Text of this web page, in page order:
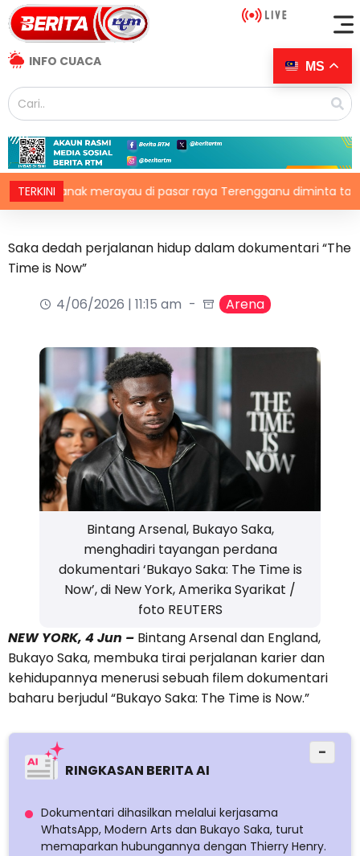
INFO CUACA
TERKINI
kanak merayau di pasar raya Terengganu diminta tampil
Saka dedah perjalanan hidup dalam dokumentari “The
Time is Now”
4/06/2026 | 11:15 am
Arena
Bintang Arsenal, Bukayo Saka,
menghadiri tayangan perdana
dokumentari ‘Bukayo Saka: The Time is
Now’, di New York, Amerika Syarikat /
foto REUTERS
NEW YORK, 4 Jun – Bintang Arsenal dan England,
Bukayo Saka, membuka tirai perjalanan karier dan
kehidupannya menerusi sebuah filem dokumentari
baharu berjudul “Bukayo Saka: The Time is Now.”
RINGKASAN BERITA AI
−
Dokumentari dihasilkan melalui kerjasama
WhatsApp, Modern Arts dan Bukayo Saka, turut
memaparkan hubungannya dengan Thierry Henry.
MS